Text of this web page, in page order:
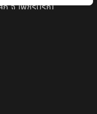
ถ์ จ.เพชรบูรณ์